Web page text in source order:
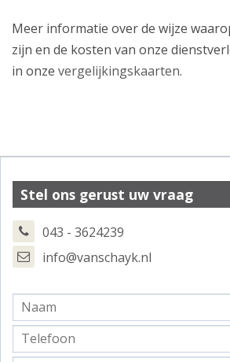
Meer informatie over de wijze
zijn en de kosten van onze
in onze vergelijkingskaarten.
Stel ons gerust uw vraag
043 - 3624239
info@vanschayk.nl